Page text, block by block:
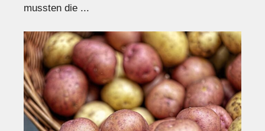
mussten die ...